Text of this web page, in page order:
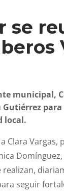
se
municipal,
Gutiérrez
local.
Clara
seguir